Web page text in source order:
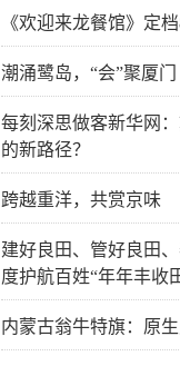
《欢迎来龙餐馆》定
潮涌鹭岛，“会”聚厦门
每刻深思做客新华网
的新路径？
跨越重洋，共赏京味
建好良田、管好良田
度护航百姓“年年丰收
内蒙古翁牛特旗：原